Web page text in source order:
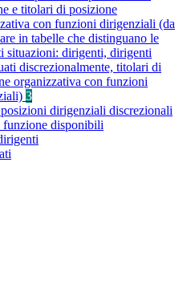
e titolari di posizione
con funzioni dirigenziali (da
in tabelle che distinguano le
situazioni: dirigenti, dirigenti
discrezionalmente, titolari di
organizzativa con funzioni
3
dirigenziali discrezionali
funzione disponibili